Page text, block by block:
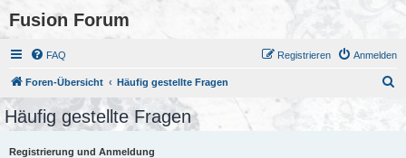
Fusion Forum
FAQ Anmelden
Registrieren
Foren-Übersicht Häufig gestellte Fragen
Häufig gestellte Fragen
Registrierung und Anmeldung